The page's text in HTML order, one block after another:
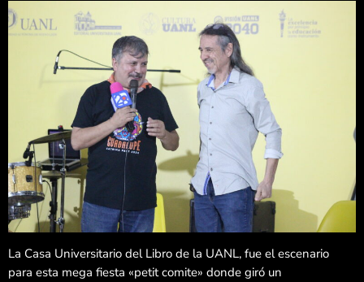
La Casa Universitario del Libro de la UANL, fue el escenario
para esta mega fiesta «petit comite» donde giró un